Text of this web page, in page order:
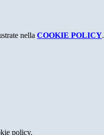
nella COOKIE POLICY.
policy.